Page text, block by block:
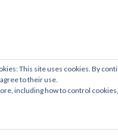
This site uses cookies. By
to their use.
including how to control